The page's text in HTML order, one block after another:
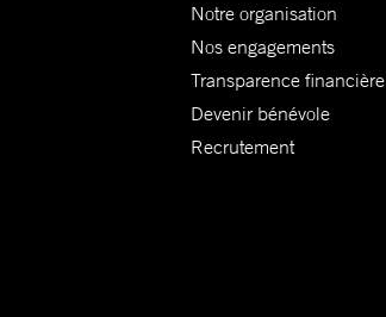
Notre organisation
Nos engagements
Transparence financière
Devenir bénévole
Recrutement